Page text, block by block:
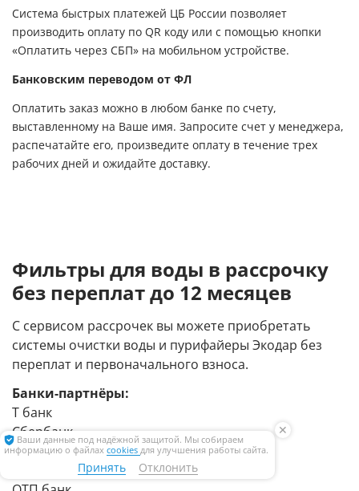
Система быстрых платежей ЦБ России позволяет
производить оплату по QR коду или с помощью кнопки
«Оплатить через СБП» на мобильном устройстве.
Банковским переводом от ФЛ
Оплатить заказ можно в любом банке по счету,
выставленному на Ваше имя. Запросите счет у менеджера,
распечатайте его, произведите оплату в течение трех
рабочих дней и ожидайте доставку.
Фильтры для воды в рассрочку
без переплат до 12 месяцев
С сервисом рассрочек вы можете приобретать
системы очистки воды и пурифайеры Экодар без
переплат и первоначального взноса.
Банки-партнёры:
Т банк
Сбербанк
Ренессанс Кредит
Ваши данные под надёжной защитой. Мы собираем
информацию о файлах cookies для улучшения работы сайта.
Принять Отклонить
✕